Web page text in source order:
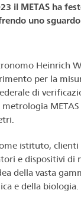
il METAS ha
uno
Heinrich
per la
di
METAS
istituto,
e dispositivi di
della vasta
e della biologia.